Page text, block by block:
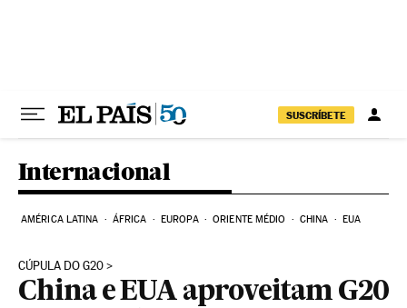
SUSCRÍBETE
Internacional
AMÉRICA LATINA ÁFRICA EUROPA ORIENTE MÉDIO CHINA EUA
CÚPULA DO G20
China e EUA aproveitam G20